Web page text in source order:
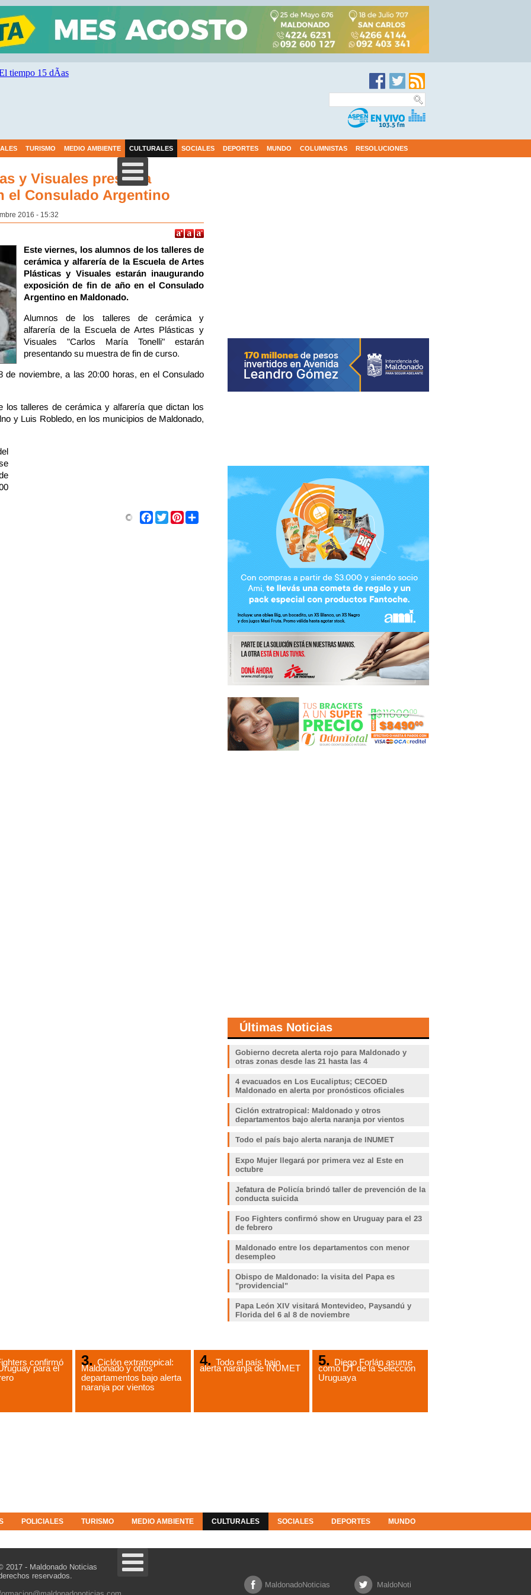
TURISMO MEDIO AMBIENTE CULTURALES SOCIALES DEPORTES MUNDO COLUMNISTAS RESOLUCIONES
y Visuales presenta
el Consulado Argentino
2016 - 15:32
Este viernes, los alumnos de los talleres de
cerámica y alfarería de la Escuela de Artes
Plásticas y Visuales estarán inaugurando
exposición de fin de año en el Consulado
Argentino en Maldonado.
Alumnos de los talleres de cerámica y
alfarería de la Escuela de Artes Plásticas y
Visuales "Carlos María Tonelli" estarán
presentando su muestra de fin de curso.
noviembre, a las 20:00 horas, en el Consulado
los talleres de cerámica y alfarería que dictan los
y Luis Robledo, en los municipios de Maldonado,
Facebook
TwitterPinterest
Últimas Noticias
Gobierno decreta alerta rojo para Maldonado y
otras zonas desde las 21 hasta las 4
4 evacuados en Los Eucaliptus; CECOED
Maldonado en alerta por pronósticos oficiales
Ciclón extratropical: Maldonado y otros
departamentos bajo alerta naranja por vientos
Todo el país bajo alerta naranja de INUMET
Expo Mujer llegará por primera vez al Este en
octubre
Jefatura de Policía brindó taller de prevención de la
conducta suicida
Foo Fighters confirmó show en Uruguay para el 23
de febrero
Maldonado entre los departamentos con menor
desempleo
Obispo de Maldonado: la visita del Papa es
"providencial"
Papa León XIV visitará Montevideo, Paysandú y
Florida del 6 al 8 de noviembre
confirmó
para el
Ciclón extratropical:
Maldonado y otros
departamentos bajo alerta
naranja por vientos
Todo el país bajo
alerta naranja de INUMET
Diego Forlán asume
como DT de la Selección
Uruguaya
POLICIALES TURISMO MEDIO AMBIENTE CULTURALES SOCIALES DEPORTES MUNDO
2017 - Maldonado Noticias
reservados.
MaldonadoNoticias MaldoNoti